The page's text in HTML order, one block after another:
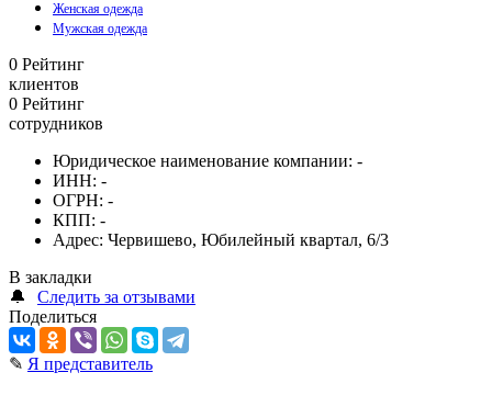
Женская одежда
Мужская одежда
0 Рейтинг
клиентов
0 Рейтинг
сотрудников
Юридическое наименование компании: -
ИНН: -
ОГРН: -
КПП: -
Адрес: Червишево, Юбилейный квартал, 6/3
В закладки
🔔
Следить за отзывами
Поделиться
✎ Я представитель